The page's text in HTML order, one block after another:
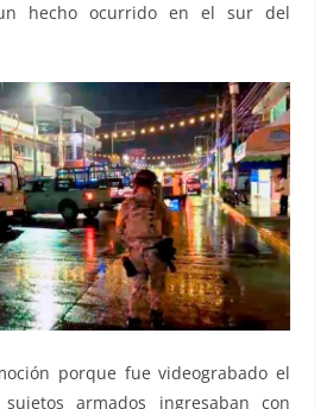
un hecho ocurrido en el sur del
porque fue videograbado el
armados ingresaban con